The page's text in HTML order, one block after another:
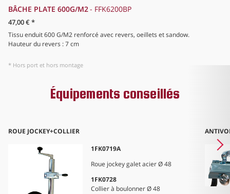
* Hors port et hors montage
BÂCHE PLATE 600G/M2 FFK6200BP
47,00 €*
Tissu enduit 600 G/M2 renforcé avec revers, oeillets et sandow.
Hauteur du revers : 7 cm
Équipements conseillés
ROUE JOCKEY+COLLIER
1FK0719A
Roue jockey galet acier Ø 48
1FK0728
Collier à boulonner Ø 48